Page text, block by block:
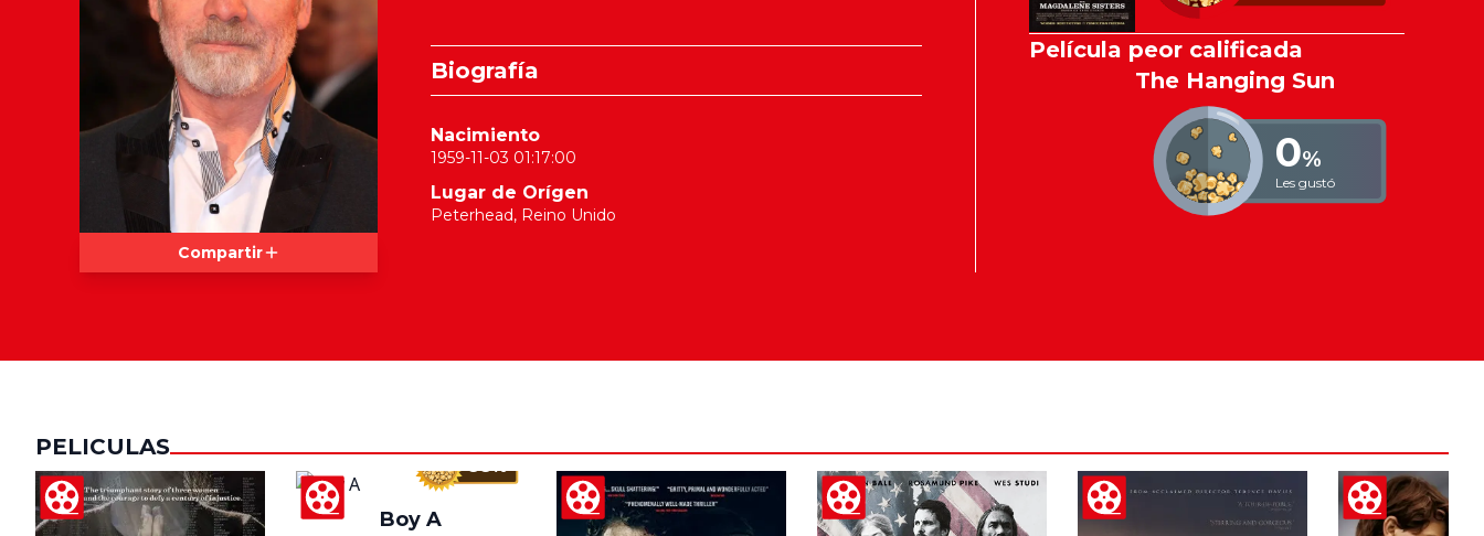
Compartir
Biografía
Nacimiento
1959-11-03 01:17:00
Lugar de Orígen
Peterhead, Reino Unido
Película peor calificada
The Hanging Sun
0%
Les gustó
PELICULAS
88%
Boy A